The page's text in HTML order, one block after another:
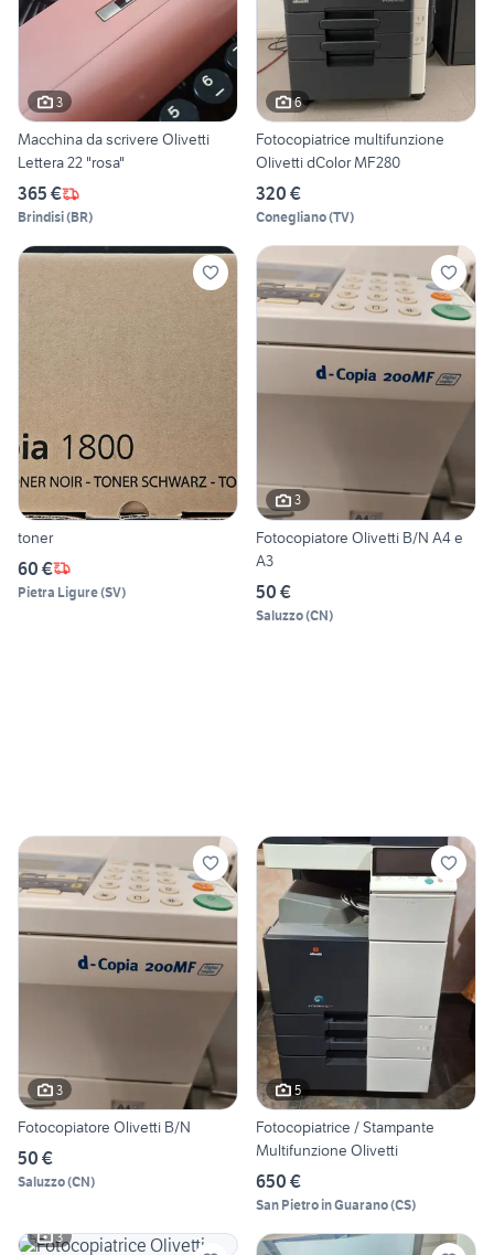
3
Macchina da scrivere Olivetti
Lettera 22 "rosa"
365 €
Brindisi(BR)
6
Fotocopiatrice multifunzione
Olivetti dColor MF280
320 €
Conegliano(TV)
toner
60 €
Pietra Ligure(SV)
3
Fotocopiatore Olivetti B/N A4 e
A3
50 €
Saluzzo(CN)
3
Fotocopiatore Olivetti B/N
50 €
Saluzzo(CN)
5
Fotocopiatrice / Stampante
Multifunzione Olivetti
650 €
San Pietro in Guarano(CS)
3